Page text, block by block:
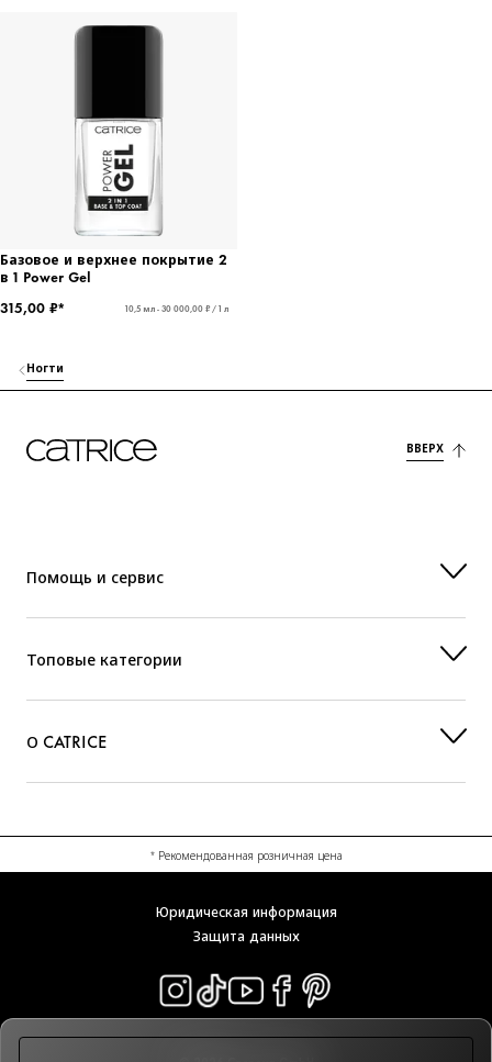
Базовое и верхнее покрытие 2
в 1 Power Gel
315,00 ₽*
10,5 мл - 30 000,00 ₽ / 1 л
Ногти
ВВЕРХ
Помощь и сервис
Топовые категории
О CATRICE
* Рекомендованная розничная цена
Юридическая информация
Защита данных